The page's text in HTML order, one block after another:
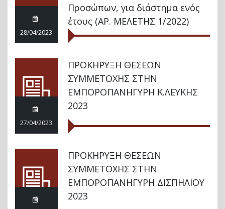
28/04/2023
Προσώπων, για διάστημα ενός
έτους (ΑΡ. ΜΕΛΕΤΗΣ 1/2022)
27/04/2023
ΠΡΟΚΗΡΥΞΗ ΘΕΣΕΩΝ
ΣΥΜΜΕΤΟΧΗΣ ΣΤΗΝ
ΕΜΠΟΡΟΠΑΝΗΓΥΡΗ Κ.ΛΕΥΚΗΣ
2023
ΠΡΟΚΗΡΥΞΗ ΘΕΣΕΩΝ
ΣΥΜΜΕΤΟΧΗΣ ΣΤΗΝ
ΕΜΠΟΡΟΠΑΝΗΓΥΡΗ ΔΙΣΠΗΛΙΟΥ
2023